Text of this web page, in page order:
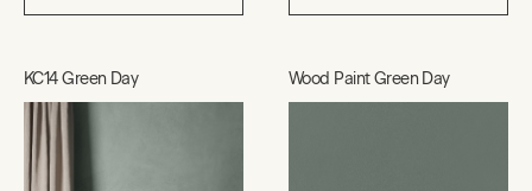
KC14 Green Day Wood Paint Green Day